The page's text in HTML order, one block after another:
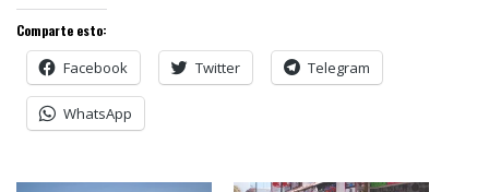
Comparte esto:
Facebook Twitter Telegram
WhatsApp